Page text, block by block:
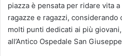
piazza è pensata per ridare vita a
ragazze e ragazzi, considerando
molti punti dedicati ai più
all’Antico Ospedale San